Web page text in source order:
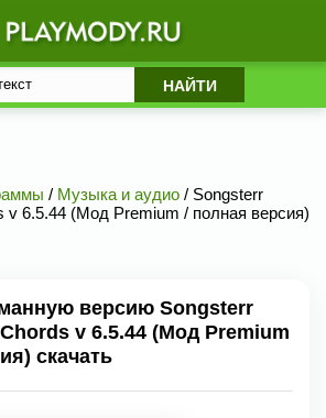
/ Музыка и аудио / Songsterr
v 6.5.44 (Мод Premium / полная версия)
версию Songsterr
v 6.5.44 (Мод Premium
скачать